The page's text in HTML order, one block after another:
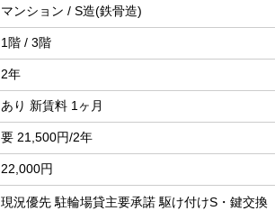
マンション / S造(鉄骨造)
1階 / 3階
2年
あり 新賃料 1ヶ月
要 21,500円/2年
22,000円
現況優先 駐輪場貸主要承諾 駆け付けS・鍵交換